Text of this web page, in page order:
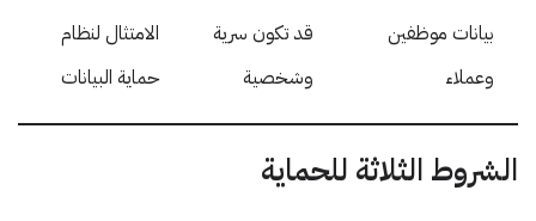
بيانات موظفين
وعملاء
قد تكون سرية
وشخصية
الامتثال لنظام
حماية البيانات
الشروط الثلاثة للحماية